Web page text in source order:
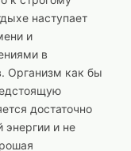
наступает
и
в
Организм как бы
достаточно
энергии и не